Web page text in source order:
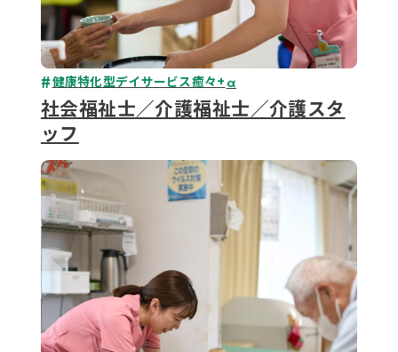
健康特化型デイサービス癒々+α
社会福祉士／介護福祉士／介護スタ
ッフ